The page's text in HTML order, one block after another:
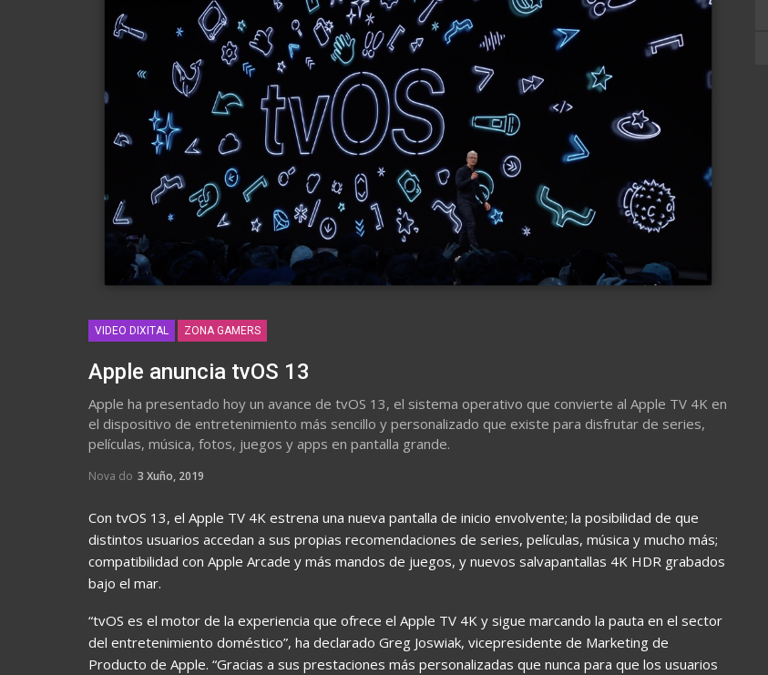
VIDEO DIXITAL ZONA GAMERS
Apple anuncia tvOS 13
Apple ha presentado hoy un avance de tvOS 13, el sistema operativo que convierte al Apple TV 4K en
el dispositivo de entretenimiento más sencillo y personalizado que existe para disfrutar de series,
películas, música, fotos, juegos y apps en pantalla grande.
Nova do 3 Xuño, 2019
Con tvOS 13, el Apple TV 4K estrena una nueva pantalla de inicio envolvente; la posibilidad de que
distintos usuarios accedan a sus propias recomendaciones de series, películas, música y mucho más;
compatibilidad con Apple Arcade y más mandos de juegos, y nuevos salvapantallas 4K HDR grabados
bajo el mar.
“tvOS es el motor de la experiencia que ofrece el Apple TV 4K y sigue marcando la pauta en el sector
del entretenimiento doméstico”, ha declarado Greg Joswiak, vicepresidente de Marketing de
Producto de Apple. “Gracias a sus prestaciones más personalizadas que nunca para que los usuarios